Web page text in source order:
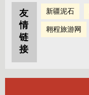
友
情
链
接
新疆泥石
翱程旅游网